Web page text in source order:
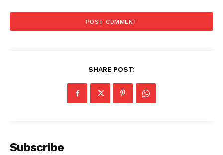
SHARE POST:
Subscribe